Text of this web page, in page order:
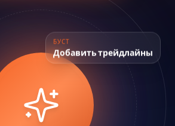
БУСТ
Добавить трейдлайны